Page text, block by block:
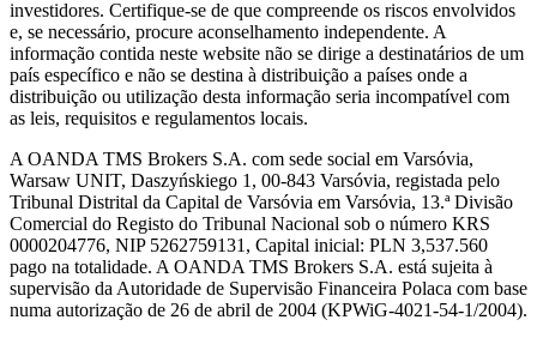
investidores. Certifique-se de que compreende os riscos envolvidos
e, se necessário, procure aconselhamento independente. A
informação contida neste website não se dirige a destinatários de um
país específico e não se destina à distribuição a países onde a
distribuição ou utilização desta informação seria incompatível com
as leis, requisitos e regulamentos locais.
A OANDA TMS Brokers S.A. com sede social em Varsóvia,
Warsaw UNIT, Daszyńskiego 1, 00-843 Varsóvia, registada pelo
Tribunal Distrital da Capital de Varsóvia em Varsóvia, 13.ª Divisão
Comercial do Registo do Tribunal Nacional sob o número KRS
0000204776, NIP 5262759131, Capital inicial: PLN 3,537.560
pago na totalidade. A OANDA TMS Brokers S.A. está sujeita à
supervisão da Autoridade de Supervisão Financeira Polaca com base
numa autorização de 26 de abril de 2004 (KPWiG-4021-54-1/2004).